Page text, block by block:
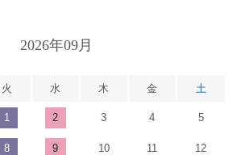
2026年09月
火 水 木 金 土
1 2 3 4 5
8 9 10 11 12